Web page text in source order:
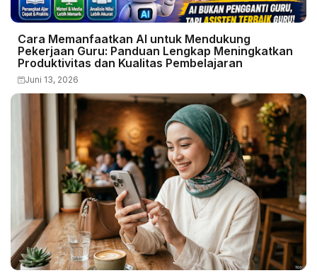
Cara Memanfaatkan AI untuk Mendukung
Pekerjaan Guru: Panduan Lengkap Meningkatkan
Produktivitas dan Kualitas Pembelajaran
Juni 13, 2026